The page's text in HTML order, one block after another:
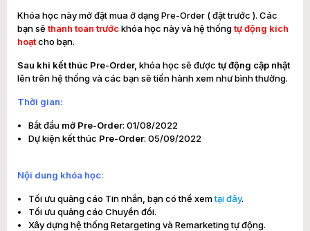
Khóa học này mở đặt mua ở dạng Pre-Order ( đặt trước ). Các
bạn sẽ thanh toán trướckhóa học này và hệ thốngtự động kích
hoạtcho bạn.
Sau khi kết thúc Pre-Order, khóa học sẽ được tự động cập nhật
lên trên hệ thống và các bạn sẽ tiến hành xem như bình thường.
Thời gian:
Bắt đầu mở Pre-Order: 01/08/2022
Dự kiện kết thúc Pre-Order: 05/09/2022
Nội dung khóa học:
Tối ưu quảng cáo Tin nhắn, bạn có thể xemtại đây.
Tối ưu quảng cáo Chuyển đổi.
Xây dựng hệ thống Retargeting và Remarketing tự động.